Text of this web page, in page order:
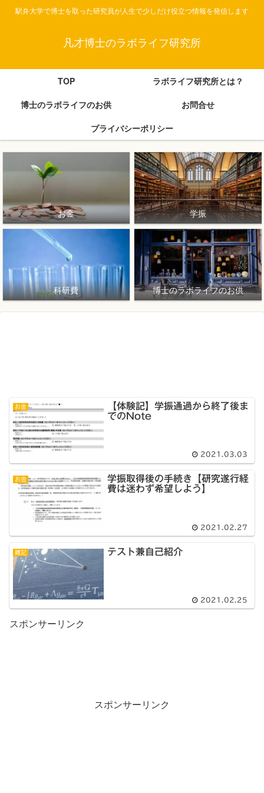
駅弁大学で博士を取った研究員が人生で少しだけ役立つ情報を発信します
凡才博士のラボライフ研究所
TOP
ラボライフ研究所とは？
博士のラボライフのお供
お問合せ
プライバシーポリシー
お金 学振
科研費 博士のラボライフのお供
お金
【体験記】学振通過から終了後ま
でのNote
2021.03.03
お金
学振取得後の手続き【研究遂行経
費は迷わず希望しよう】
2021.02.27
雑記 テスト兼自己紹介
2021.02.25
スポンサーリンク
スポンサーリンク